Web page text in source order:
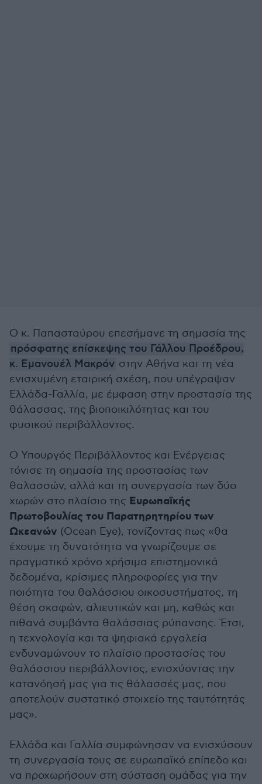
Ο κ. Παπασταύρου επεσήμανε τη σημασία της
πρόσφατης επίσκεψης του Γάλλου Προέδρου,
κ. Εμανουέλ Μακρόν στην Αθήνα και τη νέα
ενισχυμένη εταιρική σχέση, που υπέγραψαν
Ελλάδα-Γαλλία, με έμφαση στην προστασία της
θάλασσας, της βιοποικιλότητας και του
φυσικού περιβάλλοντος.
Ο Υπουργός Περιβάλλοντος και Ενέργειας
τόνισε τη σημασία της προστασίας των
θαλασσών, αλλά και τη συνεργασία των δύο
χωρών στο πλαίσιο της Ευρωπαϊκής
Πρωτοβουλίας του Παρατηρητηρίου των
Ωκεανών (Ocean Eye), τονίζοντας πως «θα
έχουμε τη δυνατότητα να γνωρίζουμε σε
πραγματικό χρόνο χρήσιμα επιστημονικά
δεδομένα, κρίσιμες πληροφορίες για την
ποιότητα του θαλάσσιου οικοσυστήματος, τη
θέση σκαφών, αλιευτικών και μη, καθώς και
πιθανά συμβάντα θαλάσσιας ρύπανσης. Έτσι,
η τεχνολογία και τα ψηφιακά εργαλεία
ενδυναμώνουν το πλαίσιο προστασίας του
θαλάσσιου περιβάλλοντος, ενισχύοντας την
κατανόησή μας για τις θάλασσές μας, που
αποτελούν συστατικό στοιχείο της ταυτότητάς
μας».
Ελλάδα και Γαλλία συμφώνησαν να ενισχύσουν
τη συνεργασία τους σε ευρωπαϊκό επίπεδο και
να προχωρήσουν στη σύσταση ομάδας για την